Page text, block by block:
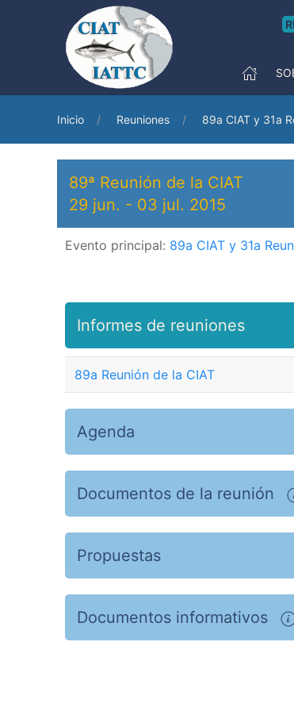
Inicio Reuniones 89a CIAT y 31a
89ª Reunión de la CIAT
29 jun. - 03 jul. 2015
Evento principal: 89a CIAT y 31a
Informes de reuniones
89a Reunión de la CIAT
Agenda
Documentos de la reunión
Propuestas
Documentos informativos